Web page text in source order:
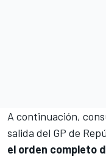
A continuación,
salida del GP de
el orden completo